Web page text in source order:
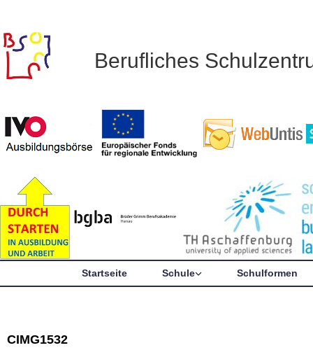
Berufliches
Startseite Schule Schulformen
CIMG1532